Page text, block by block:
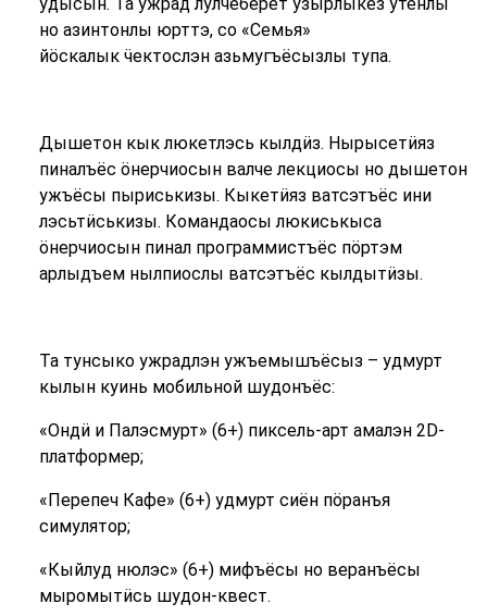
но азинтонлы юрттэ, со «Семья»
йӧскалык ӵектослэн азьмугъёсызлы тупа.
Дышетон кык люкетлэсь кылдӥз. Нырысетӥяз
пиналъёс ӧнерчиосын валче лекциосы но дышетон
ужъёсы пыриськизы. Кыкетӥяз ватсэтъёс ини
лэсьтӥськизы. Командаосы люкиськыса
ӧнерчиосын пинал программистъёс пӧртэм
арлыдъем нылпиослы ватсэтъёс кылдытӥзы.
Та тунсыко ужрадлэн ужъемышъёсыз – удмурт
кылын куинь мобильной шудонъёс:
«Ондӥ и Палэсмурт» (6+) пиксель-арт амалэн 2D-
платформер;
«Перепеч Кафе» (6+) удмурт сиён пӧранъя
симулятор;
«Кыйлуд нюлэс» (6+) мифъёсы но веранъёсы
мыромытӥсь шудон-квест.